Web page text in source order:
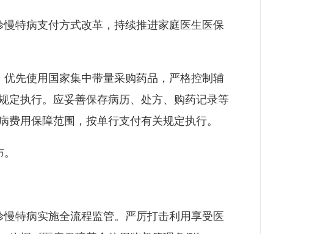
特病支付方式改革，持续推进家庭医生医保
先使用国家集中带量采购药品，严格控制辅
定执行。应妥善保存病历、处方、购药记录等
用保障范围，按单行支付有关规定执行。
特病实施全流程监管。严厉打击利用享受医